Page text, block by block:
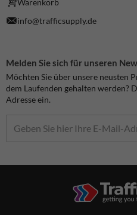
info@trafficsupply.de
Melden Sie sich für unseren
Möchten Sie über unsere neusten
dem Laufenden gehalten werden?
Adresse ein.